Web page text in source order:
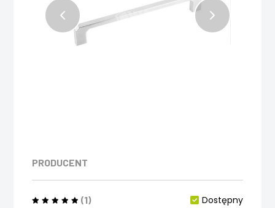
PRODUCENT
(1)
Dostępny